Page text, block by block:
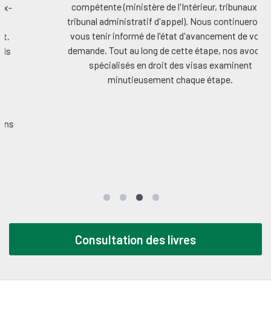
compétente (ministère de l'Intérieur, tribunaux ou
tribunal administratif d'appel). Nous continuerons à
vous tenir informé de l'état d'avancement de votre
demande. Tout au long de cette étape, nos avocats
spécialisés en droit des visas examinent
minutieusement chaque étape.
Consultation des livres